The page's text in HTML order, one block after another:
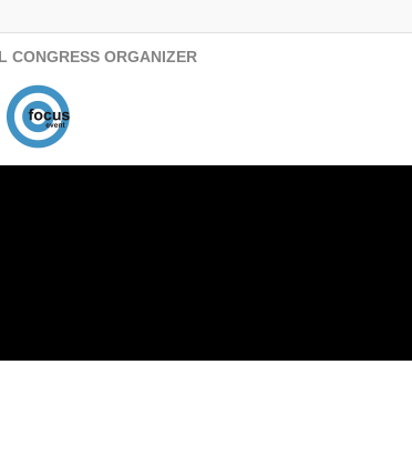
CONGRESS ORGANIZER